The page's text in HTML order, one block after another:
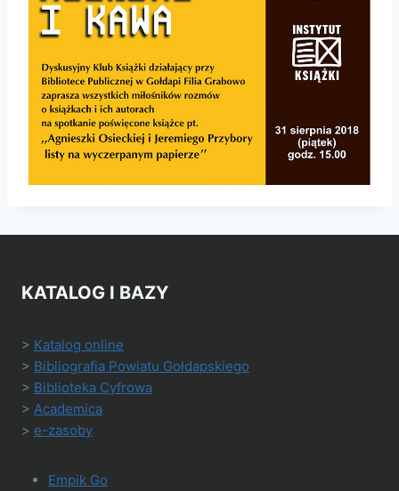
KATALOG I BAZY
> Katalog online
> Bibliografia Powiatu Gołdapskiego
> Biblioteka Cyfrowa
> Academica
> e-zasoby
Empik Go